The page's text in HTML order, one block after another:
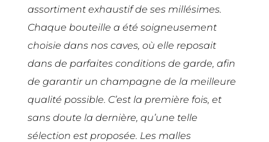
assortiment exhaustif de ses millésimes.
Chaque bouteille a été soigneusement
choisie dans nos caves, où elle reposait
dans de parfaites conditions de garde, afin
de garantir un champagne de la meilleure
qualité possible. C’est la première fois, et
sans doute la dernière, qu’une telle
sélection est proposée. Les malles